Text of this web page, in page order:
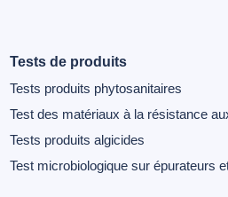
Tests de produits
Tests produits phytosanitaires
Test des matériaux à la résistance
Tests produits algicides
Test microbiologique sur épurateurs